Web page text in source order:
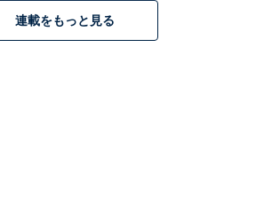
連載をもっと見る